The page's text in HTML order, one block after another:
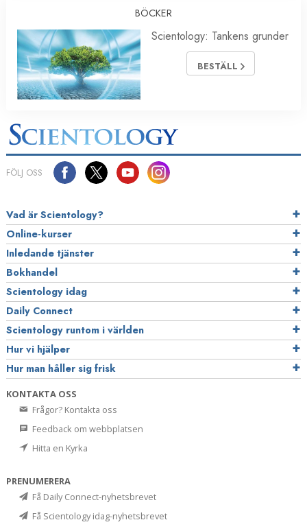
BÖCKER
Scientology: Tankens grunder
BESTÄLL
FÖLJ OSS
Vad är Scientology?
Online-kurser
Inledande tjänster
Bokhandel
Scientology idag
Daily Connect
Scientology runtom i världen
Hur vi hjälper
Hur man håller sig frisk
KONTAKTA OSS
Frågor? Kontakta oss
Feedback om webbplatsen
Hitta en Kyrka
PRENUMERERA
Få Daily Connect-nyhetsbrevet
Få Scientology idag-nyhetsbrevet